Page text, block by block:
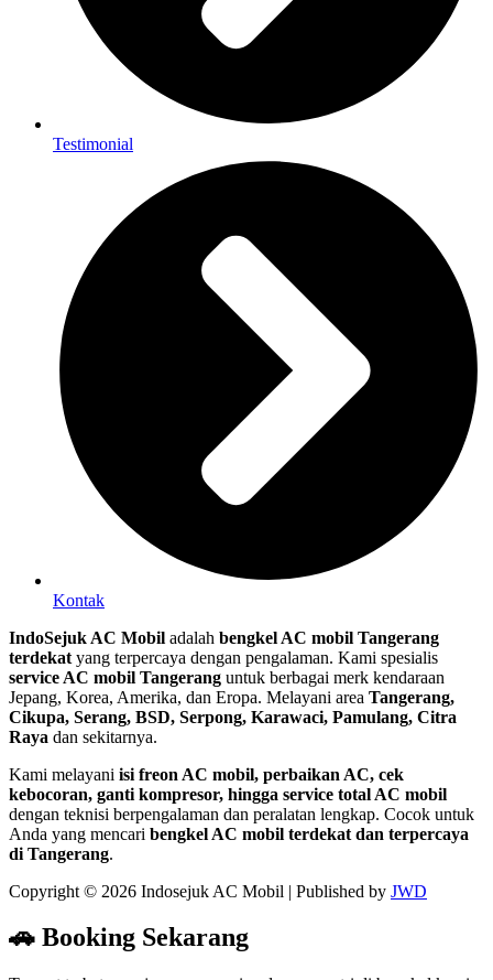
Testimonial
Kontak
IndoSejuk AC Mobil adalah bengkel AC mobil Tangerang
terdekat yang terpercaya dengan pengalaman. Kami spesialis
service AC mobil Tangerang untuk berbagai merk kendaraan
Jepang, Korea, Amerika, dan Eropa. Melayani area Tangerang,
Cikupa, Serang, BSD, Serpong, Karawaci, Pamulang, Citra
Raya dan sekitarnya.
Kami melayani isi freon AC mobil, perbaikan AC, cek
kebocoran, ganti kompresor, hingga service total AC mobil
dengan teknisi berpengalaman dan peralatan lengkap. Cocok untuk
Anda yang mencari bengkel AC mobil terdekat dan terpercaya
di Tangerang.
Copyright © 2026 Indosejuk AC Mobil | Published by JWD
🚗 Booking Sekarang